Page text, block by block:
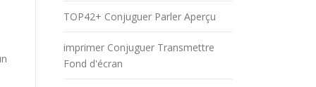
TOP42+ Conjuguer Parler Aperçu
imprimer Conjuguer Transmettre
Fond d'écran